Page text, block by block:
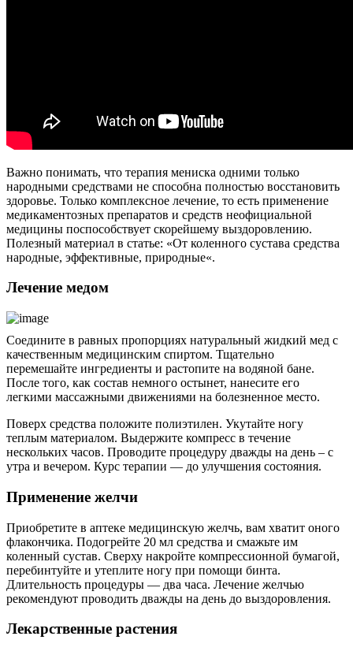
Важно понимать, что терапия мениска одними только
народными средствами не способна полностью восстановить
здоровье. Только комплексное лечение, то есть применение
медикаментозных препаратов и средств неофициальной
медицины поспособствует скорейшему выздоровлению.
Полезный материал в статье: «От коленного сустава средства
народные, эффективные, природные«.
Лечение медом
Соедините в равных пропорциях натуральный жидкий мед с
качественным медицинским спиртом. Тщательно
перемешайте ингредиенты и растопите на водяной бане.
После того, как состав немного остынет, нанесите его
легкими массажными движениями на болезненное место.
Поверх средства положите полиэтилен. Укутайте ногу
теплым материалом. Выдержите компресс в течение
нескольких часов. Проводите процедуру дважды на день – с
утра и вечером. Курс терапии — до улучшения состояния.
Применение желчи
Приобретите в аптеке медицинскую желчь, вам хватит оного
флакончика. Подогрейте 20 мл средства и смажьте им
коленный сустав. Сверху накройте компрессионной бумагой,
перебинтуйте и утеплите ногу при помощи бинта.
Длительность процедуры — два часа. Лечение желчью
рекомендуют проводить дважды на день до выздоровления.
Лекарственные растения